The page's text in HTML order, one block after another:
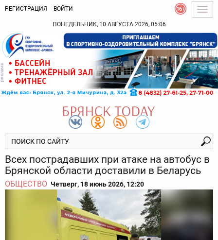
РЕГИСТРАЦИЯ ВОЙТИ
ПОНЕДЕЛЬНИК, 10 АВГУСТА 2026, 05:06
Всех пострадавших при атаке на автобус в
Брянской области доставили в Беларусь
ОБЩЕСТВО Четверг, 18 июнь 2026, 12:20